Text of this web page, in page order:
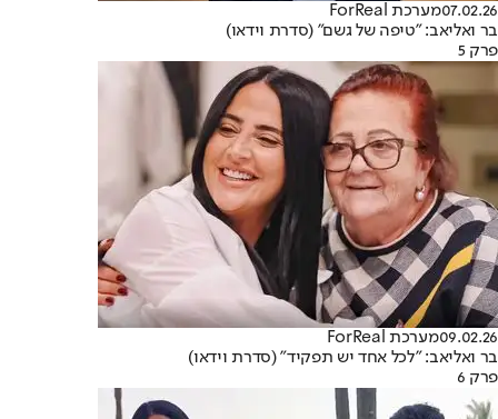
07.02.26מערכת ForReal
בר ואליאב: "טיפה של גשם" (סדרת וידאו)
פרק 5
09.02.26מערכת ForReal
בר ואליאב: "לכל אחד יש תפקיד" (סדרת וידאו)
פרק 6